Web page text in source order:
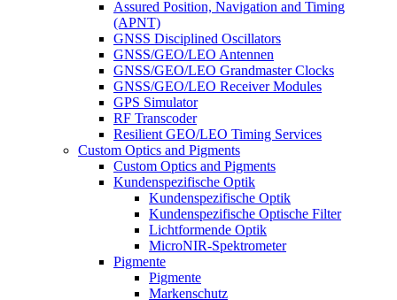
Assured Position, Navigation and Timing
(APNT)
GNSS Disciplined Oscillators
GNSS/GEO/LEO Antennen
GNSS/GEO/LEO Grandmaster Clocks
GNSS/GEO/LEO Receiver Modules
GPS Simulator
RF Transcoder
Resilient GEO/LEO Timing Services
Custom Optics and Pigments
Custom Optics and Pigments
Kundenspezifische Optik
Kundenspezifische Optik
Kundenspezifische Optische Filter
Lichtformende Optik
MicroNIR-Spektrometer
Pigmente
Pigmente
Markenschutz